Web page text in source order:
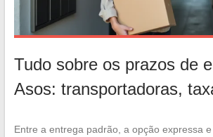
Tudo sobre os prazos de
Asos: transportadoras,
Entre a entrega padrão, a opção expressa